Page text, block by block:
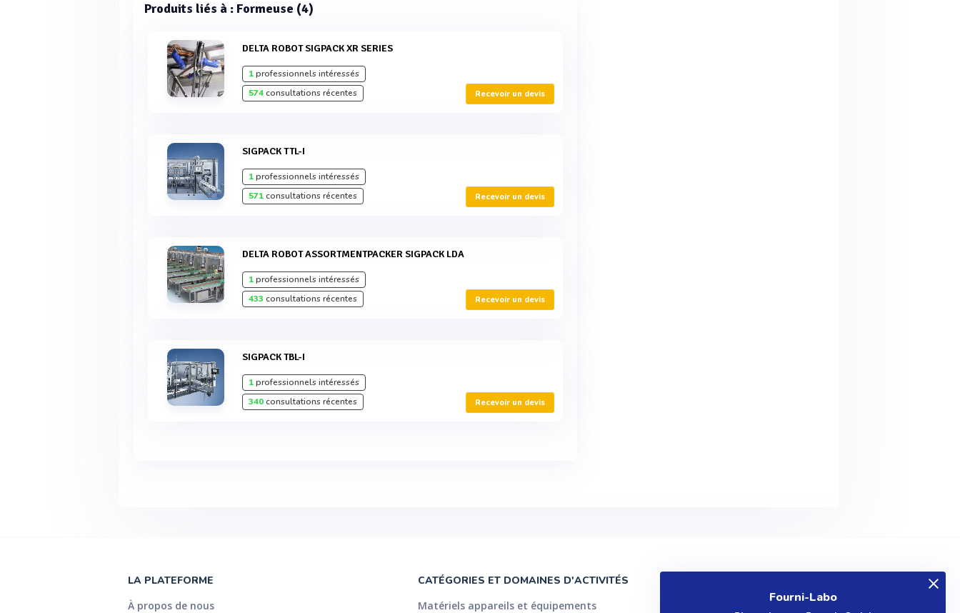
Produits liés à : Formeuse (4)
DELTA ROBOT SIGPACK XR SERIES
1professionnels intéressés
574consultations récentes Recevoir un devis
SIGPACK TTL-I
1professionnels intéressés
571consultations récentes Recevoir un devis
DELTA ROBOT ASSORTMENTPACKER SIGPACK LDA
1professionnels intéressés
433 consultations récentes Recevoir un devis
SIGPACK TBL-I
1professionnels intéressés
340consultations récentes Recevoir un devis
LA PLATEFORME
À propos de nous
CATÉGORIES ET DOMAINES D'ACTIVITÉS
Matériels appareils et équipements
Fourni-Labo